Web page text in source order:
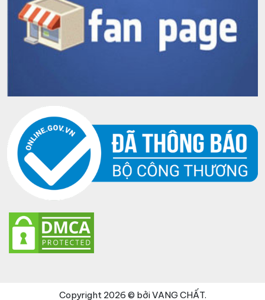
Copyright 2026 © bởi VANG CHẤT.